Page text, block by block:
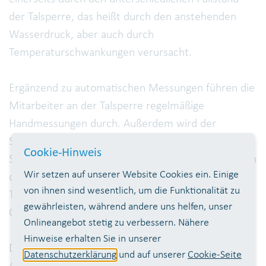
der Talsperre, das heißt durch den anstehenden
Wasserdruck, aber auch durch
Temperaturschwankungen verursacht.
Ergänzend zu automatischen Messungen führen die
Mitarbeiter an der Talsperre regelmäßige
Handmessungen durch. Außerdem wird der
Staudamm regelmäßig per Augenschein kontrolliert.
Sich ankündigende Schäden an der Talsperre können
durch die Überwachung durch das
Talsperrenpersonal frühzeitig erkannt und ohne
Gefahr behoben werden.
Diese Eigenüberwachung wird im Sinne des Vier-
Cookie-Hinweis
Wir setzen auf unserer Website Cookies ein. Einige
von ihnen sind wesentlich, um die Funktionalität zu
gewährleisten, während andere uns helfen, unser
Onlineangebot stetig zu verbessern. Nähere
Hinweise erhalten Sie in unserer
Datenschutzerklärung und auf unserer Cookie-Seite